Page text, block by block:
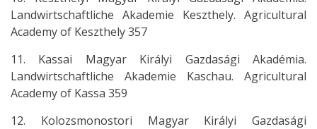
Landwirtschaftliche Akademie Keszthely. Agricultural
Academy of Keszthely 357
11. Kassai Magyar Királyi Gazdasági Akadémia.
Landwirtschaftliche Akademie Kaschau. Agricultural
Academy of Kassa 359
12. Kolozsmonostori Magyar Királyi Gazdasági